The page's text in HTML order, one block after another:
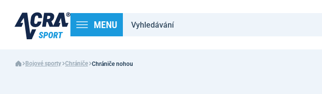
MENU
Bojové sporty Chrániče Chrániče nohou